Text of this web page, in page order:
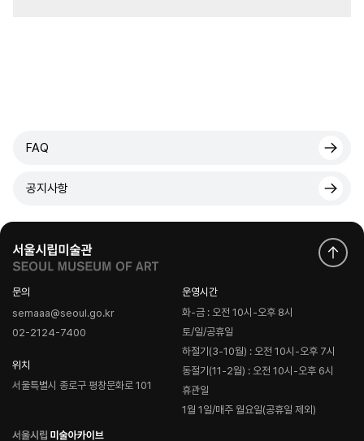
FAQ
공지사항
문의
semaaa@seoul.go.kr
02-2124-7400
위치
서울특별시 종로구 평창문화로 101
운영시간
화-금 : 오전 10시-오후 8시
토/일/공휴일
하절기(3-10월) : 오전 10시-오후 7시
동절기(11-2월) : 오전 10시-오후 6시
휴관일
1월 1일/매주 월요일(공휴일 제외)
로